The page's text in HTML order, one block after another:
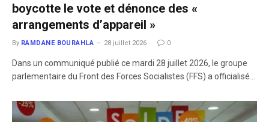
boycotte le vote et dénonce des «
arrangements d’appareil »
By RAMDANE BOURAHLA 28 juillet 2026 0
​Dans un communiqué publié ce mardi 28 juillet 2026, le groupe
parlementaire du Front des Forces Socialistes (FFS) a officialisé…